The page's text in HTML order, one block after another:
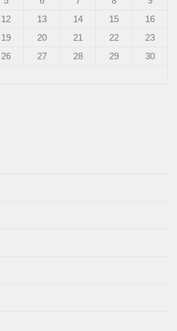
12 13 14 15
16
19 20 21 22
23
26 27 28 29
30